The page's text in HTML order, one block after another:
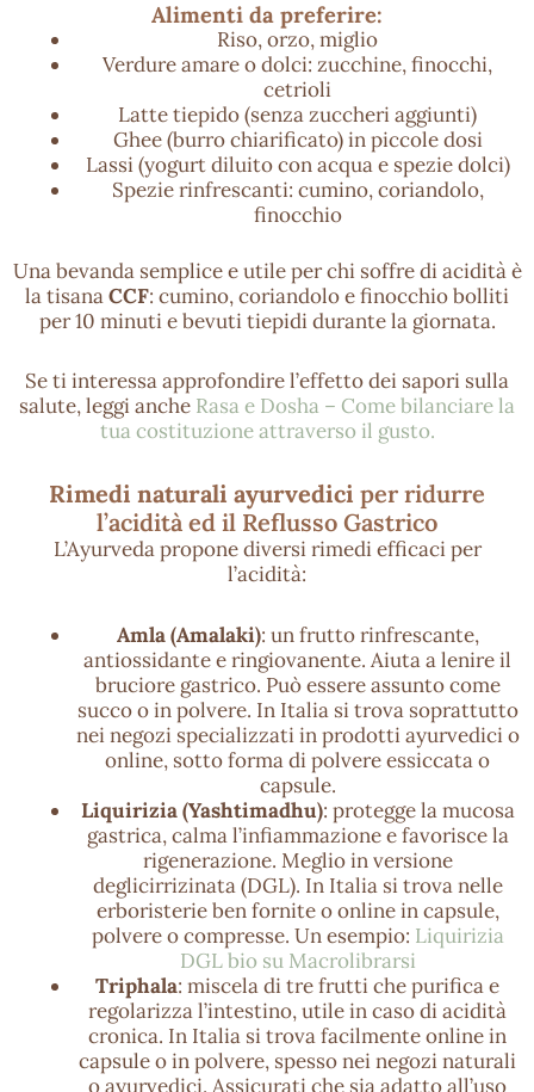
Alimenti da preferire:
Riso, orzo, miglio
Verdure amare o dolci: zucchine, finocchi,
cetrioli
Latte tiepido (senza zuccheri aggiunti)
Ghee (burro chiarificato) in piccole dosi
Lassi (yogurt diluito con acqua e spezie dolci)
Spezie rinfrescanti: cumino, coriandolo,
finocchio
Una bevanda semplice e utile per chi soffre di acidità è
la tisanaCCF: cumino, coriandolo e finocchio bolliti
per 10 minuti e bevuti tiepidi durante la giornata.
Se ti interessa approfondire l’effetto dei sapori sulla
salute, leggi anche Rasa e Dosha – Come bilanciare la
tua costituzione attraverso il gusto.
Rimedi naturali ayurvedici per ridurre
l’acidità ed il Reflusso Gastrico
L’Ayurveda propone diversi rimedi efficaci per
l’acidità:
Amla (Amalaki): un frutto rinfrescante,
antiossidante e ringiovanente. Aiuta a lenire il
bruciore gastrico. Può essere assunto come
succo o in polvere. In Italia si trova soprattutto
nei negozi specializzati in prodotti ayurvedici o
online, sotto forma di polvere essiccata o
capsule.
Liquirizia (Yashtimadhu): protegge la mucosa
gastrica, calma l’infiammazione e favorisce la
rigenerazione. Meglio in versione
deglicirrizinata (DGL). In Italia si trova nelle
erboristerie ben fornite o online in capsule,
polvere o compresse. Un esempio: Liquirizia
DGL bio su Macrolibrarsi
Triphala: miscela di tre frutti che purifica e
regolarizza l’intestino, utile in caso di acidità
cronica. In Italia si trova facilmente online in
capsule o in polvere, spesso nei negozi naturali
o ayurvedici. Assicurati che sia adatto all’uso